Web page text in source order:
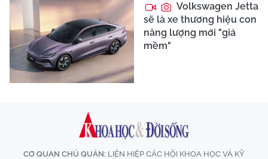
Volkswagen Jetta
sẽ là xe thương hiệu con
năng lượng mới "giá
mềm"
CƠ QUAN CHỦ QUẢN: LIÊN HIỆP CÁC HỘI KHOA HỌC VÀ KỸ